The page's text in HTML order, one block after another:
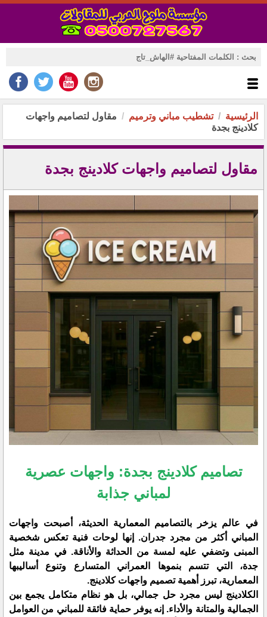
الرئيسية تشطيب مباني وترميم
مقاول لتصاميم واجهات
كلادينج بجدة
مقاول لتصاميم واجهات كلادينج بجدة
تصاميم كلادينج بجدة: واجهات عصرية
لمباني جذابة
​في عالم يزخر بالتصاميم المعمارية الحديثة، أصبحت واجهات
المباني أكثر من مجرد جدران. إنها لوحات فنية تعكس شخصية
المبنى وتضفي عليه لمسة من الحداثة والأناقة. في مدينة مثل
جدة، التي تتسم بنموها العمراني المتسارع وتنوع أساليبها
المعمارية، تبرز أهمية تصميم واجهات كلادينج.
​الكلادينج ليس مجرد حل جمالي، بل هو نظام متكامل يجمع بين
الجمالية والمتانة والأداء. إنه يوفر حماية فائقة للمباني من العوامل